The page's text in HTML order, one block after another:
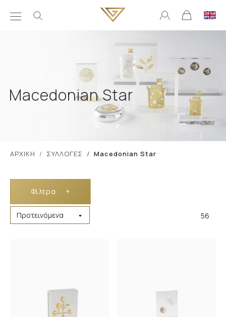
Macedonian Star
ΑΡΧΙΚΗ ΣΥΛΛΟΓΕΣ Macedonian Star
Φίλτρα +
56